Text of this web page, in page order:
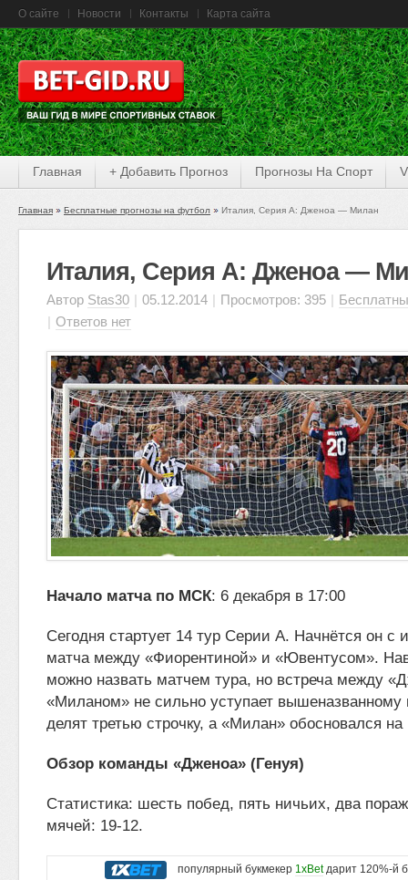
О сайте Новости Контакты Карта сайта
Главная + Добавить Прогноз Прогнозы На Спорт
Главная Бесплатные прогнозы на футбол Италия, Серия А: Дженоа — Милан
Италия, Серия А: Дженоа —
Автор Stas30 | 05.12.2014 | Просмотров: 395 |
| Ответов нет
Начало матча по МСК: 6 декабря в 17:00
Сегодня стартует 14 тур Серии А. Начнётся он с
матча между «Фиорентиной» и «Ювентусом».
можно назвать матчем тура, но встреча между
«Миланом» не сильно уступает вышеназванному
делят третью строчку, а «Милан» обосновался
Обзор команды «Дженоа» (Генуя)
Статистика: шесть побед, пять ничьих, два
мячей: 19-12.
популярный букмекер 1xBetдарит 120%-й